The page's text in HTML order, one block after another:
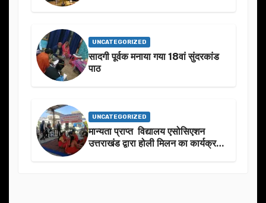
UNCATEGORIZED
सादगी पूर्वक मनाया गया 18वां सुंदरकांड
पाठ
UNCATEGORIZED
मान्यता प्राप्त विद्यालय एसोसिएशन
उत्तराखंड द्वारा होली मिलन का कार्यक्रम